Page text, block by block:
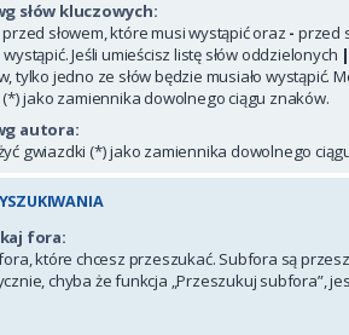
słów kluczowych:
przed słowem, które musi wystąpić oraz - przed
Jeśli umieścisz listę słów oddzielonych |
tylko jedno ze słów będzie musiało wystąpić.
jako zamiennika dowolnego ciągu znaków.
autora:
gwiazdki (*) jako zamiennika dowolnego
fora:
które chcesz przeszukać. Subfora są
chyba że funkcja „Przeszukuj subfora”,